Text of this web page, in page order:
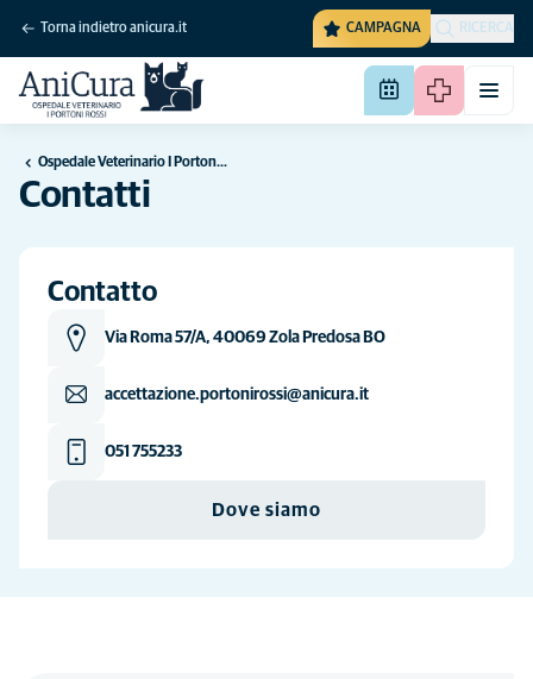
Torna indietro anicura.it CAMPAGNA RICERCA
Ospedale Veterinario I Portoni Rossi
Contatti
Contatto
Via Roma 57/A, 40069 Zola Predosa BO
accettazione.portonirossi@anicura.it
051 755233
Dove siamo